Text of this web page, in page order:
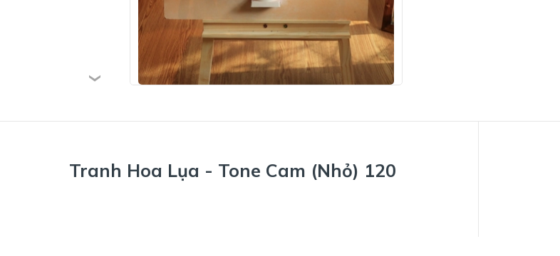
Tranh Hoa Lụa - Tone Cam (Nhỏ) 120